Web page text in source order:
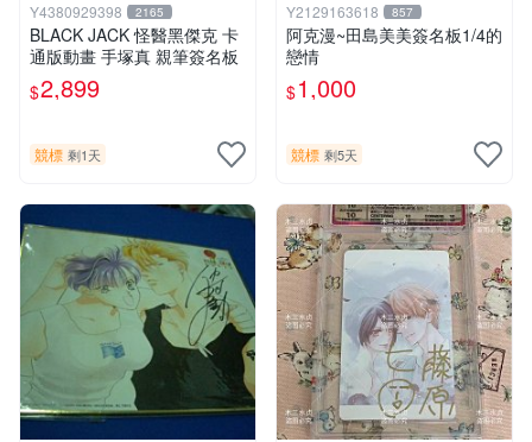
Y4380929398 2165
BLACK JACK 怪醫黑傑克 卡
通版動畫 手塚真 親筆簽名板
$2,899
競標 剩1天
Y2129163618 857
阿克漫~田島美美簽名板1/4的
戀情
$1,000
競標 剩5天